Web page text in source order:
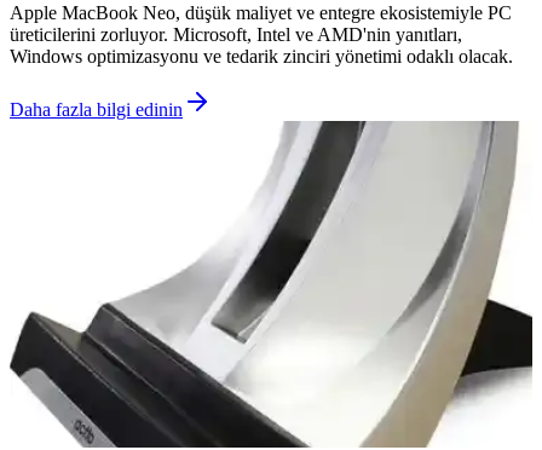
Apple MacBook Neo, düşük maliyet ve entegre ekosistemiyle PC
üreticilerini zorluyor. Microsoft, Intel ve AMD'nin yanıtları,
Windows optimizasyonu ve tedarik zinciri yönetimi odaklı olacak.
Daha fazla bilgi edinin